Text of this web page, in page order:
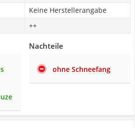
Keine Herstellerangabe
++
Nachteile
ohne Schneefang